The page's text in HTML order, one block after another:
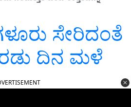
ಸೇರಿದಂತೆ
ದಿನ ಮಳೆ